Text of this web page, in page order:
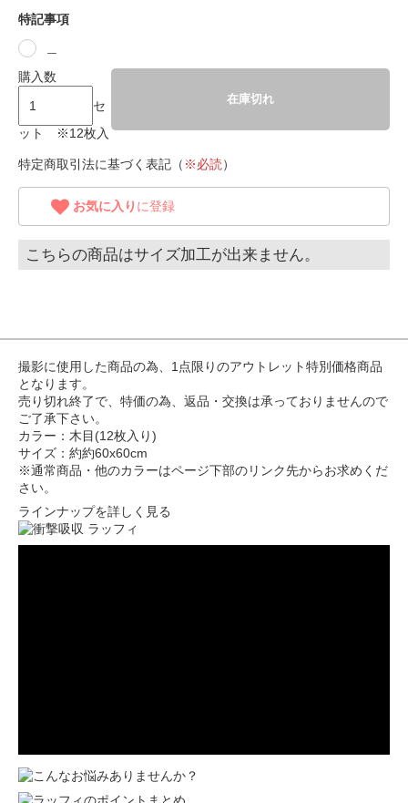
特記事項
購入数
セ
ット ※12枚入
在庫切れ
特定商取引法に基づく表記（ ※必読）
お気に入り に登録
こちらの商品はサイズ加工が出来ません。
撮影に使用した商品の為、1点限りのアウトレット特別価格商品
となります。
売り切れ終了で、特価の為、返品・交換は承っておりませんので
ご了承下さい。
カラー：木目(12枚入り)
サイズ：約約60x60cm
※通常商品・他のカラーはページ下部のリンク先からお求めくだ
さい。
ラインナップを詳しく見る